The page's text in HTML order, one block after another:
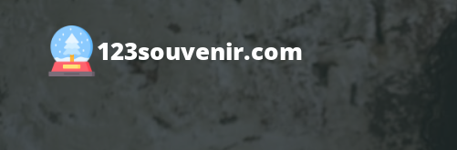
contenu
123souvenir.com